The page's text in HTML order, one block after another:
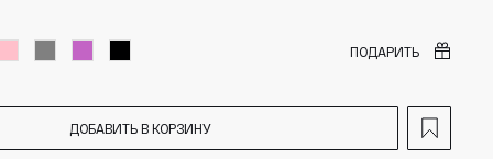
ПОДАРИТЬ
ДОБАВИТЬ В КОРЗИНУ